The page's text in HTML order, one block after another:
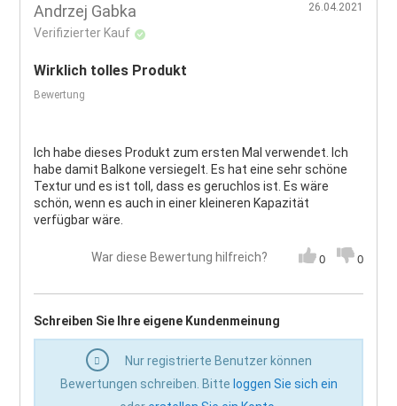
Andrzej Gabka
Verifizierter Kauf
26.04.2021
Wirklich tolles Produkt
Bewertung
Ich habe dieses Produkt zum ersten Mal verwendet. Ich
habe damit Balkone versiegelt. Es hat eine sehr schöne
Textur und es ist toll, dass es geruchlos ist. Es wäre
schön, wenn es auch in einer kleineren Kapazität
verfügbar wäre.
War diese Bewertung hilfreich? 0 0
Schreiben Sie Ihre eigene Kundenmeinung
Nur registrierte Benutzer können
Bewertungen schreiben. Bitte loggen Sie sich ein